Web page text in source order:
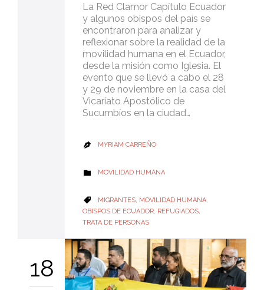
La Red Clamor Capítulo Ecuador
y algunos obispos del país se
encontraron para analizar y
reflexionar sobre la realidad de la
movilidad humana en el Ecuador,
desde la misión como Iglesia. El
evento que se llevó a cabo el 28
y 29 de noviembre en la casa del
Vicariato Apostólico de
Sucumbíos en la ciudad…
 MYRIAM CARREÑO
 CATEGORY
MOVILIDAD HUMANA
 CATEGORY
MIGRANTES, MOVILIDAD HUMANA,
OBISPOS DE ECUADOR, REFUGIADOS,
TRATA DE PERSONAS
18